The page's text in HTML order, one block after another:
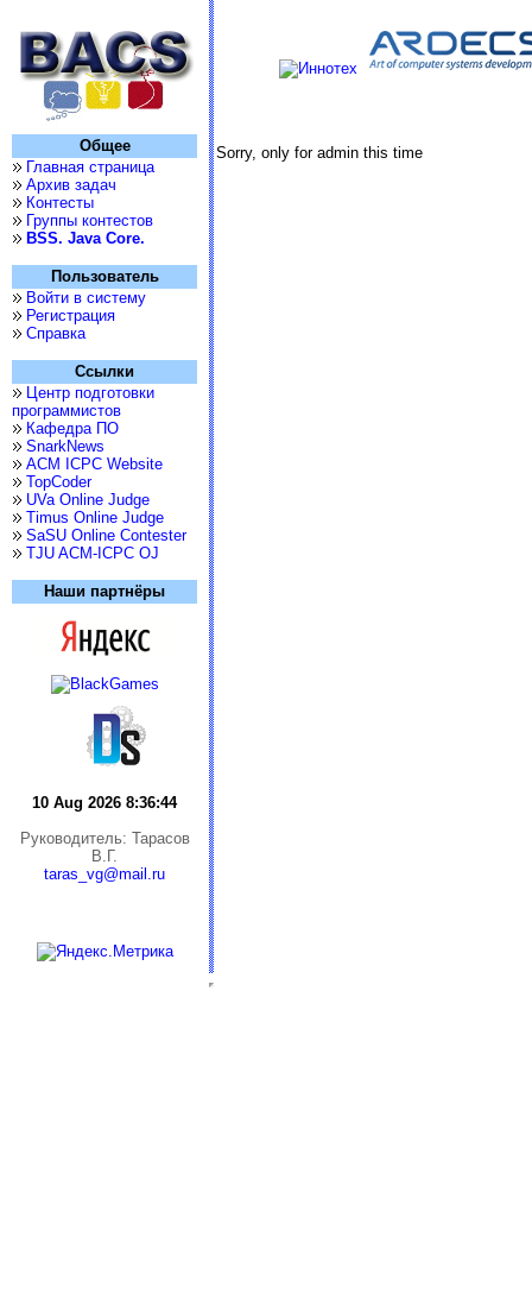
Общее
Главная страница
Архив задач
Контесты
Группы контестов
BSS. Java Core.
Пользователь
Войти в систему
Регистрация
Справка
Ссылки
Центр подготовки
программистов
Кафедра ПО
SnarkNews
ACM ICPC Website
TopCoder
UVa Online Judge
Timus Online Judge
SaSU Online Contester
TJU ACM-ICPC OJ
Наши партнёры
10 Aug 2026 8:36:44
Руководитель: Тарасов
В.Г.
taras_vg@mail.ru
Sorry, only for admin this time